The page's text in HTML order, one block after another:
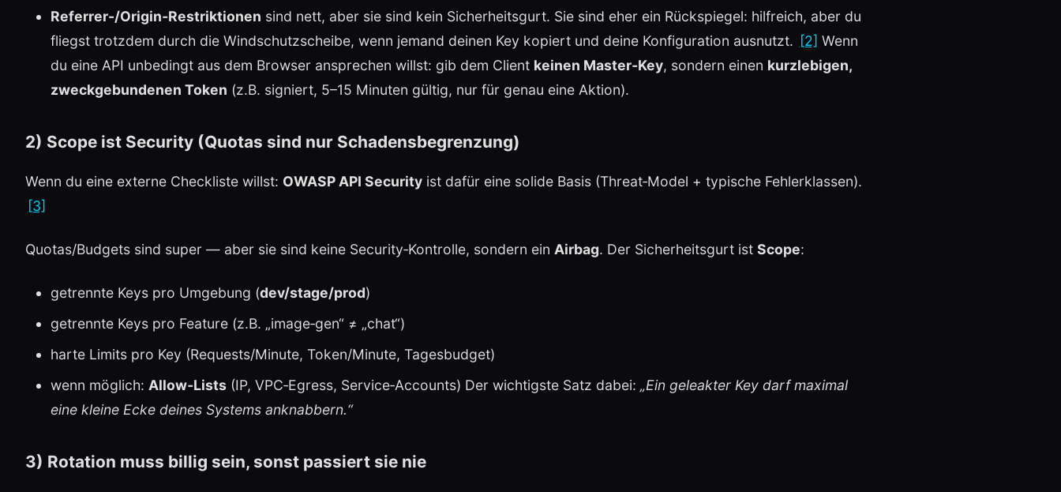
Referrer-/Origin‑Restriktionen sind nett, aber sie sind kein Sicherheitsgurt. Sie sind eher ein Rückspiegel: hilfreich, aber du
fliegst trotzdem durch die Windschutzscheibe, wenn jemand deinen Key kopiert und deine Konfiguration ausnutzt. [2] Wenn
du eine API unbedingt aus dem Browser ansprechen willst: gib dem Client keinen Master‑Key, sondern einen kurzlebigen,
zweckgebundenen Token (z.B. signiert, 5–15 Minuten gültig, nur für genau eine Aktion).
2) Scope ist Security (Quotas sind nur Schadensbegrenzung)
Wenn du eine externe Checkliste willst: OWASP API Security ist dafür eine solide Basis (Threat‑Model + typische Fehlerklassen).
[3]
Quotas/Budgets sind super — aber sie sind keine Security‑Kontrolle, sondern ein Airbag. Der Sicherheitsgurt ist Scope:
getrennte Keys pro Umgebung (dev/stage/prod)
getrennte Keys pro Feature (z.B. „image‑gen“ ≠ „chat“)
harte Limits pro Key (Requests/Minute, Token/Minute, Tagesbudget)
wenn möglich: Allow‑Lists (IP, VPC‑Egress, Service‑Accounts) Der wichtigste Satz dabei: „Ein geleakter Key darf maximal
eine kleine Ecke deines Systems anknabbern.“
3) Rotation muss billig sein, sonst passiert sie nie